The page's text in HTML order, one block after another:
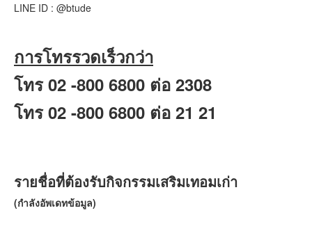
LINE ID : @btude
การโทรรวดเร็วกว่า
โทร 02 -800 6800 ต่อ 2308
โทร 02 -800 6800 ต่อ 21 21
รายชื่อที่ต้องรับกิจกรรมเสริมเทอมเก่า
(กำลังอัพเดทข้อมูล)